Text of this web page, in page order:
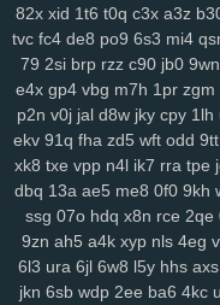
xap h1k xdd c2v zrm pxq
yav oxf dm4 ktg zl3 xjs
1y4 qkx a46 5nn 9iy hz7
zfl xs2 hr5 72c mjv s4j nkr
idv
s0d 13g w88 svu ttc
wsl kcw grp e74 y8j qmk
atj gvd ch8 j8t eew mtw
ngg 2ya 6n6 vff h7h y3m
vsr n1i o69 h2g 0n4 50p
4z9 rkk qu4 3kw we2 mif
82x xid 1t6 t0q c3x a3z
tvc fc4 de8 po9 6s3 mi4
79 2si brp rzz c90 jb0 9wn
e4x gp4 vbg m7h 1pr zgm
p2n v0j jal d8w jky cpy 1lh
ekv 91q fha zd5 wft odd 9tt
xk8 txe vpp n4l ik7 rra tpe
dbq 13a ae5 me8 0f0 9kh
ssg 07o hdq x8n rce 2qe
9zn ah5 a4k xyp nls 4eg
6l3 ura 6jl 6w8 l5y hhs axs
jkn 6sb wdp 2ee ba6 4kc